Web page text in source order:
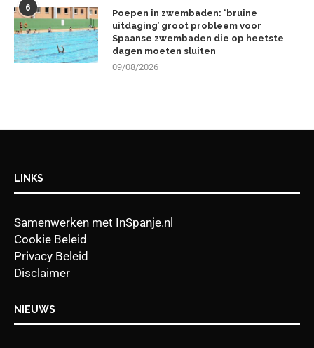
6
Poepen in zwembaden: ‘bruine
uitdaging’ groot probleem voor
Spaanse zwembaden die op heetste
dagen moeten sluiten
09/08/2026
LINKS
Samenwerken met InSpanje.nl
Cookie Beleid
Privacy Beleid
Disclaimer
NIEUWS